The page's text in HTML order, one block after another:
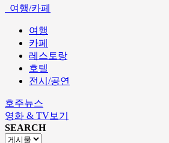
여행/카페
여행
카페
레스토랑
호텔
전시/공연
호주뉴스
영화 & TV보기
SEARCH